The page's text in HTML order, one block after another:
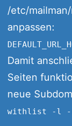
/etc/
anpassen:
Damit
Seiten
neue
withlist -l -r